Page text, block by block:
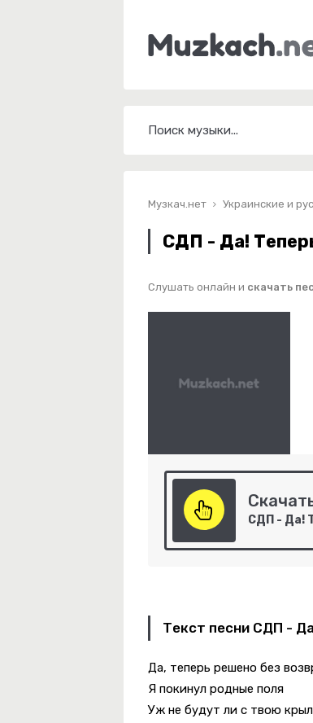
Музкач.нет Украинские и
СДП - Да!
Слушать онлайн и скачать
Текст песни СДП -
Да, теперь решено без
Я покинул родные поля
Уж не будут ли с твою